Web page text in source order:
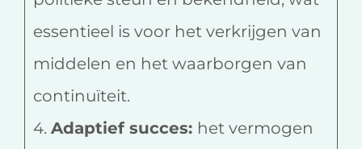
essentieel is voor het verkrijgen van
middelen en het waarborgen van
continuïteit.
4. Adaptief succes: het vermogen